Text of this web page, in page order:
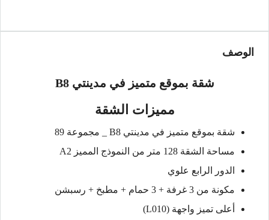
الوصف
شقة بموقع متميز في مدينتي B8
مميزات الشقة
شقة بموقع متميز في مدينتي B8 _ مجموعة 89
مساحة الشقة 128 متر من النموذج المميز A2
الدور الرابع علوي
مكونة من 3 غرفة + 3 حمام + مطبخ + رسبشن
أعلى تميز واجهة (L010)